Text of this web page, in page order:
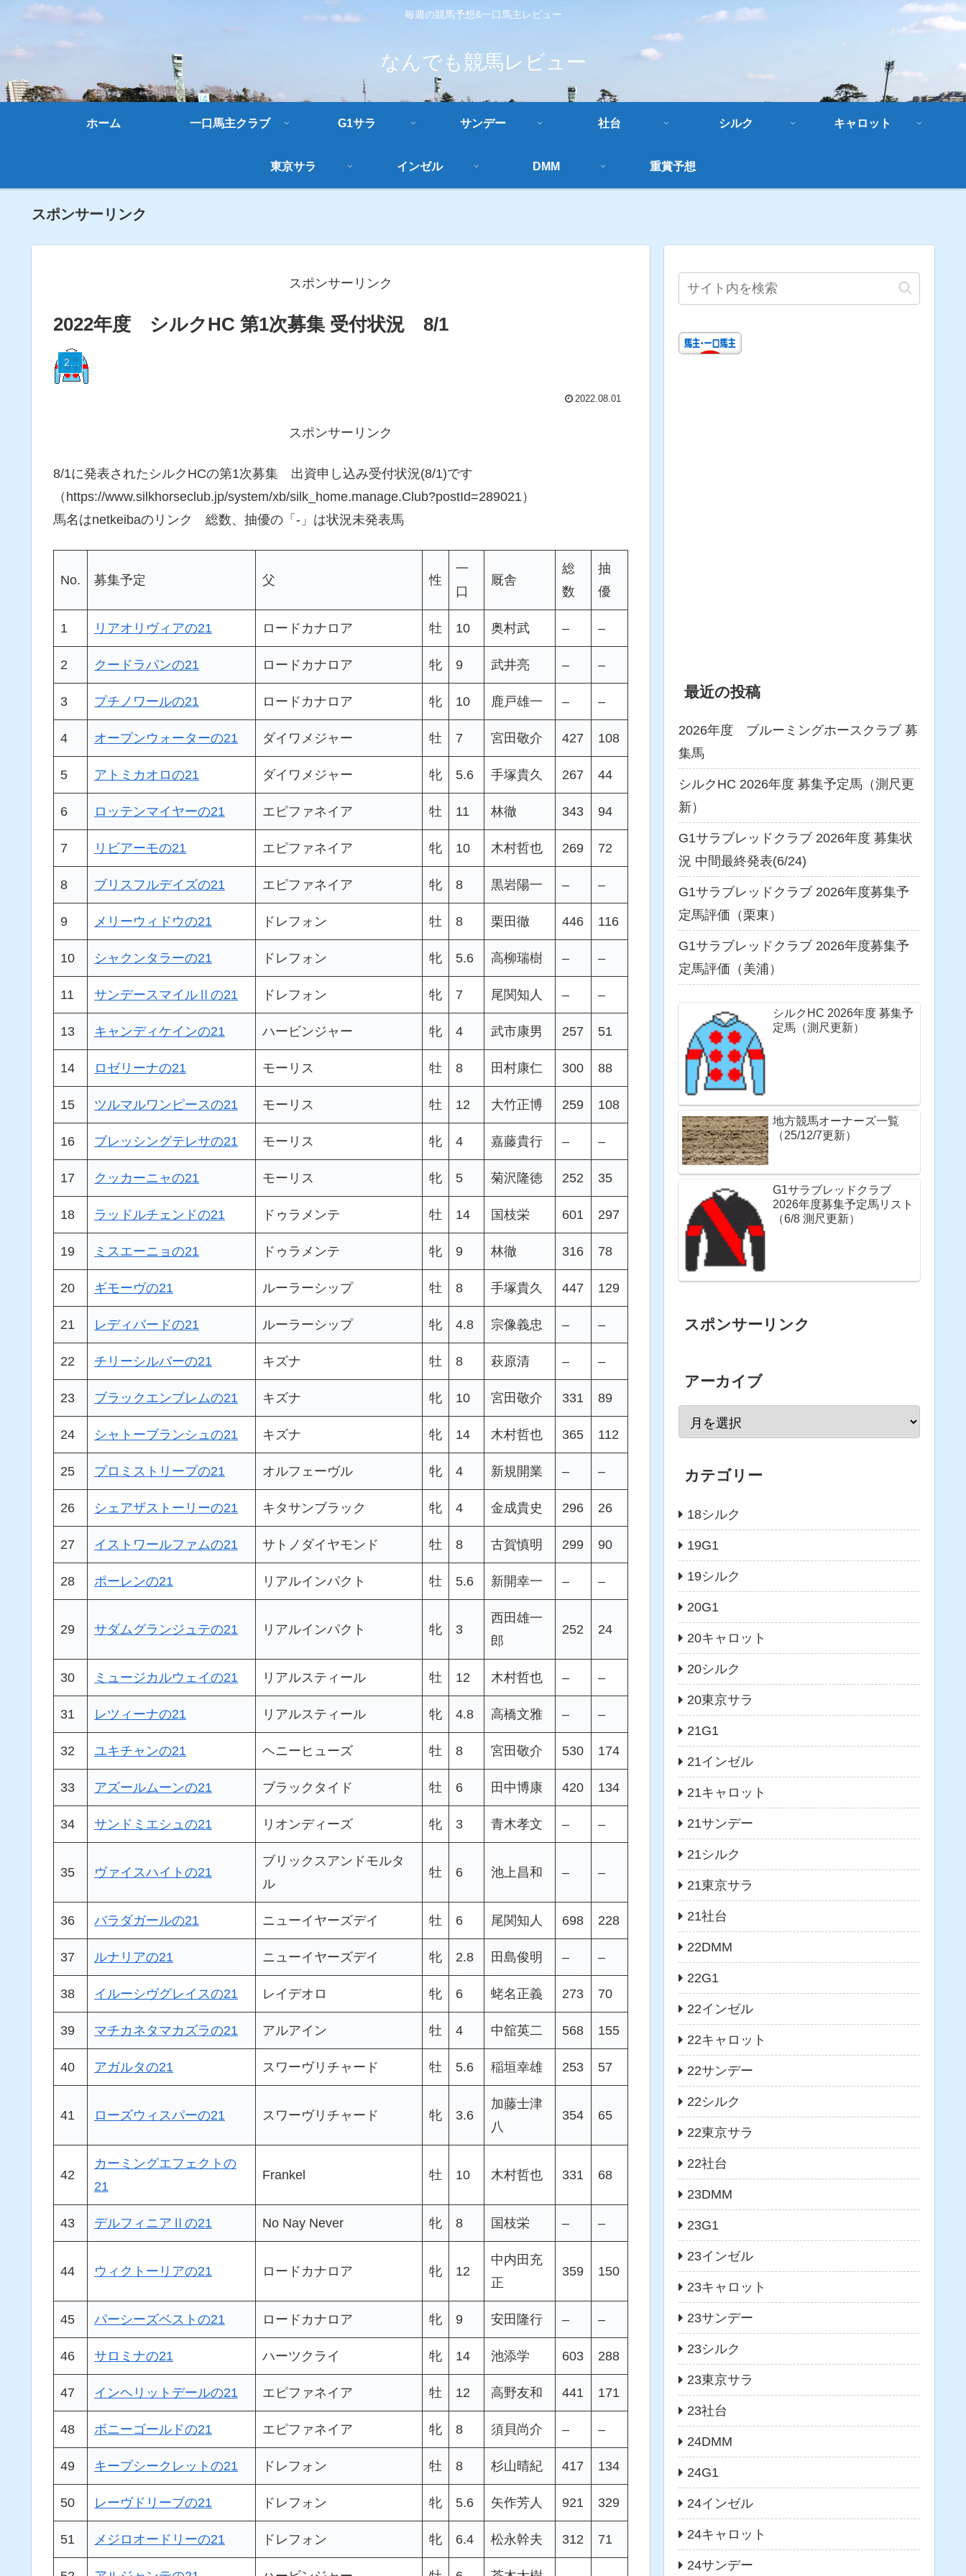
毎週の競馬予想&一口馬主レビュー
なんでも競馬レビュー
ホーム 一口馬主クラブ G1サラ サンデー 社台 シルク キャロット
東京サラ インゼル DMM 重賞予想
スポンサーリンク
スポンサーリンク
2022年度 シルクHC 第1次募集 受付状況 8/1
22シルク
2022.08.01
スポンサーリンク
8/1に発表されたシルクHCの第1次募集 出資申し込み受付状況(8/1)です
（https://www.silkhorseclub.jp/system/xb/silk_home.manage.Club?postId=289021）
馬名はnetkeibaのリンク 総数、抽優の「-」は状況未発表馬
No. 募集予定 父 性
一
口
厩舎
総
数
抽
優
1 リアオリヴィアの21 ロードカナロア 牡 10 奥村武 – –
2 クードラパンの21 ロードカナロア 牝 9 武井亮 – –
3 プチノワールの21 ロードカナロア 牝 10 鹿戸雄一 – –
4 オープンウォーターの21 ダイワメジャー 牡 7 宮田敬介 427 108
5 アトミカオロの21 ダイワメジャー 牝 5.6 手塚貴久 267 44
6 ロッテンマイヤーの21 エピファネイア 牡 11 林徹 343 94
7 リビアーモの21 エピファネイア 牝 10 木村哲也 269 72
8 ブリスフルデイズの21 エピファネイア 牝 8 黒岩陽一 – –
9 メリーウィドウの21 ドレフォン 牡 8 栗田徹 446 116
10 シャクンタラーの21 ドレフォン 牝 5.6 高柳瑞樹 – –
11 サンデースマイルⅡの21 ドレフォン 牝 7 尾関知人 – –
13 キャンディケインの21 ハービンジャー 牝 4 武市康男 257 51
14 ロゼリーナの21 モーリス 牡 8 田村康仁 300 88
15 ツルマルワンピースの21 モーリス 牡 12 大竹正博 259 108
16 ブレッシングテレサの21 モーリス 牝 4 嘉藤貴行 – –
17 クッカーニャの21 モーリス 牝 5 菊沢隆徳 252 35
18 ラッドルチェンドの21 ドゥラメンテ 牡 14 国枝栄 601 297
19 ミスエーニョの21 ドゥラメンテ 牝 9 林徹 316 78
20 ギモーヴの21 ルーラーシップ 牡 8 手塚貴久 447 129
21 レディバードの21 ルーラーシップ 牝 4.8 宗像義忠 – –
22 チリーシルバーの21 キズナ 牡 8 萩原清 – –
23 ブラックエンブレムの21 キズナ 牝 10 宮田敬介 331 89
24 シャトーブランシュの21 キズナ 牝 14 木村哲也 365 112
25 プロミストリープの21 オルフェーヴル 牝 4 新規開業 – –
26 シェアザストーリーの21 キタサンブラック 牝 4 金成貴史 296 26
27 イストワールファムの21 サトノダイヤモンド 牡 8 古賀慎明 299 90
28 ポーレンの21 リアルインパクト 牡 5.6 新開幸一 – –
29 サダムグランジュテの21 リアルインパクト 牝 3
西田雄一
郎
252 24
30 ミュージカルウェイの21 リアルスティール 牡 12 木村哲也 – –
31 レツィーナの21 リアルスティール 牝 4.8 高橋文雅 – –
32 ユキチャンの21 ヘニーヒューズ 牡 8 宮田敬介 530 174
33 アズールムーンの21 ブラックタイド 牡 6 田中博康 420 134
34 サンドミエシュの21 リオンディーズ 牝 3 青木孝文 – –
35 ヴァイスハイトの21
ブリックスアンドモルタ
ル
牡 6 池上昌和 – –
36 バラダガールの21 ニューイヤーズデイ 牡 6 尾関知人 698 228
37 ルナリアの21 ニューイヤーズデイ 牝 2.8 田島俊明 – –
38 イルーシヴグレイスの21 レイデオロ 牝 6 蛯名正義 273 70
39 マチカネタマカズラの21 アルアイン 牡 4 中舘英二 568 155
40 アガルタの21 スワーヴリチャード 牡 5.6 稲垣幸雄 253 57
41 ローズウィスパーの21 スワーヴリチャード 牝 3.6
加藤士津
八
354 65
42
カーミングエフェクトの
21
Frankel 牡 10 木村哲也 331 68
43 デルフィニアⅡの21 No Nay Never 牝 8 国枝栄 – –
44 ウィクトーリアの21 ロードカナロア 牝 12
中内田充
正
359 150
45 パーシーズベストの21 ロードカナロア 牝 9 安田隆行 – –
46 サロミナの21 ハーツクライ 牝 14 池添学 603 288
47 インヘリットデールの21 エピファネイア 牡 12 高野友和 441 171
48 ボニーゴールドの21 エピファネイア 牝 8 須貝尚介 – –
49 キープシークレットの21 ドレフォン 牡 8 杉山晴紀 417 134
50 レーヴドリーブの21 ドレフォン 牝 5.6 矢作芳人 921 329
51 メジロオードリーの21 ドレフォン 牝 6.4 松永幹夫 312 71
最近の投稿
2026年度 ブルーミングホースクラブ 募
集馬
シルクHC 2026年度 募集予定馬（測尺更
新）
G1サラブレッドクラブ 2026年度 募集状
況 中間最終発表(6/24)
G1サラブレッドクラブ 2026年度募集予
定馬評価（栗東）
G1サラブレッドクラブ 2026年度募集予
定馬評価（美浦）
シルクHC 2026年度 募集予
定馬（測尺更新）
地方競馬オーナーズ一覧
（25/12/7更新）
G1サラブレッドクラブ
2026年度募集予定馬リスト
（6/8 測尺更新）
スポンサーリンク
アーカイブ
カテゴリー
18シルク
19G1
19シルク
20G1
20キャロット
20シルク
20東京サラ
21G1
21インゼル
21キャロット
21サンデー
21シルク
21東京サラ
21社台
22DMM
22G1
22インゼル
22キャロット
22サンデー
22シルク
22東京サラ
22社台
23DMM
23G1
23インゼル
23キャロット
23サンデー
23シルク
23東京サラ
23社台
24DMM
24G1
24インゼル
24キャロット
24サンデー